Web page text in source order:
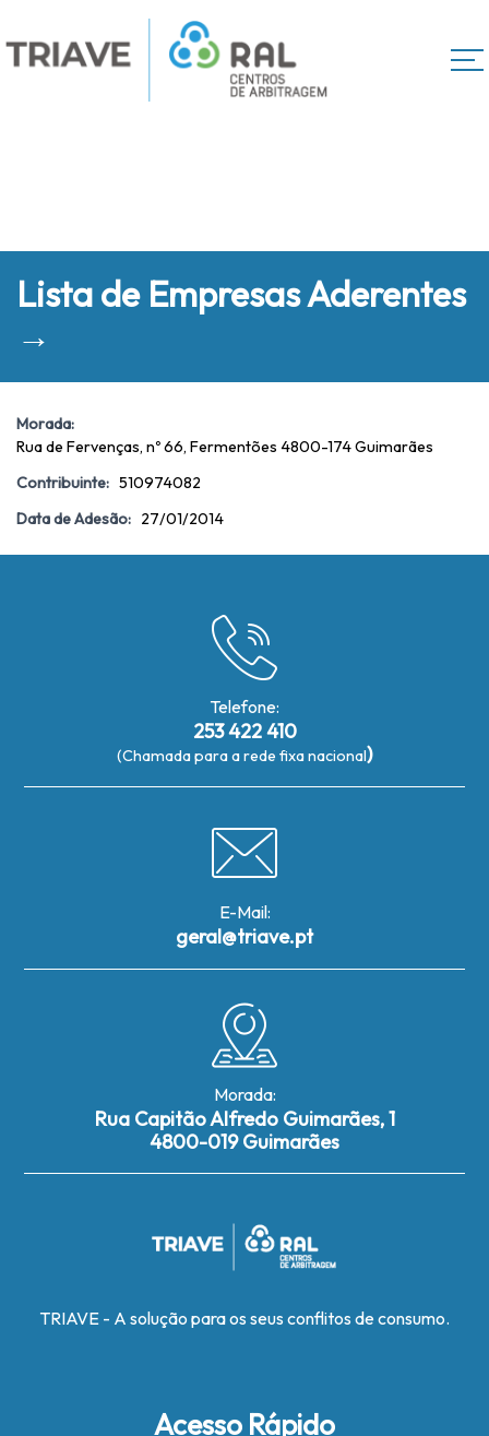
Lista de Empresas Aderentes
→
Morada:
Rua de Fervenças, nº 66, Fermentões 4800-174 Guimarães
Contribuinte: 510974082
Data de Adesão: 27/01/2014
Telefone:
253 422 410
(Chamada para a rede fixa nacional)
E-Mail:
geral@triave.pt
Morada:
Rua Capitão Alfredo Guimarães, 1
4800-019 Guimarães
TRIAVE - A solução para os seus conflitos de consumo.
Acesso Rápido